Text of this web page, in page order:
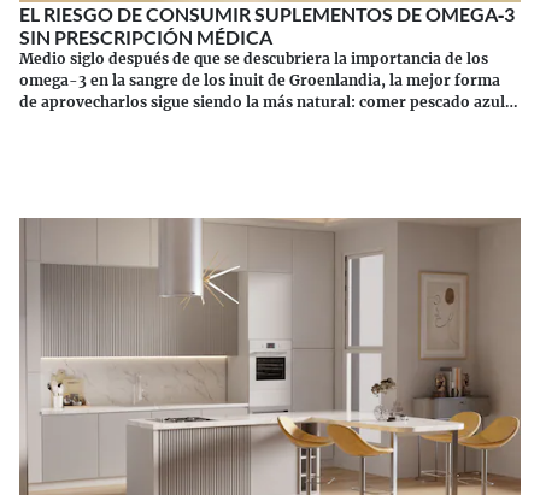
EL RIESGO DE CONSUMIR SUPLEMENTOS DE OMEGA‑3
SIN PRESCRIPCIÓN MÉDICA
Medio siglo después de que se descubriera la importancia de los
omega-3 en la sangre de los inuit de Groenlandia, la mejor forma
de aprovecharlos sigue siendo la más natural: comer pescado azul.